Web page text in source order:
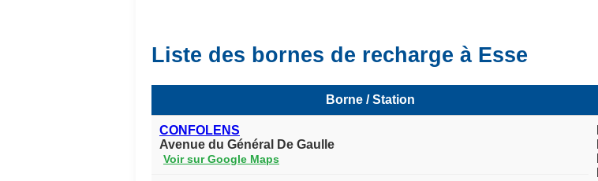
Liste des bornes de recharge à Esse
Borne / Station
CONFOLENS
Avenue du Général De Gaulle
Voir sur Google Maps